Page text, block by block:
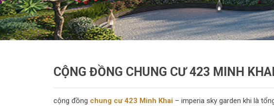
CỘNG ĐỒNG CHUNG CƯ 423 MINH KHAI
cộng đồng chung cư 423 Minh Khai – imperia sky garden khi là